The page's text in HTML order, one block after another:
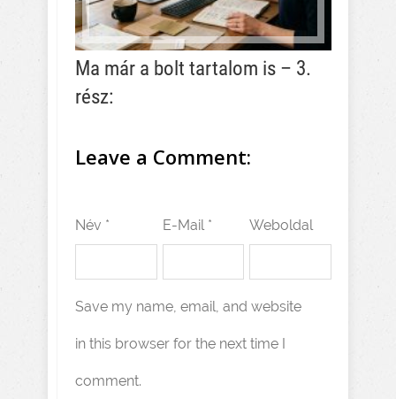
Ma már a bolt tartalom is – 3.
rész:
Leave a Comment:
Név * E-Mail * Weboldal
Save my name, email, and website
in this browser for the next time I
comment.